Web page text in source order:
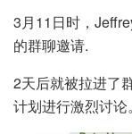
3月11日时，
的群聊邀请.
2天后就被拉进了
计划进行激烈讨论。